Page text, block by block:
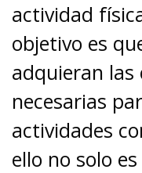
actividad
objetivo es
adquieran las
necesarias
actividades
ello no solo